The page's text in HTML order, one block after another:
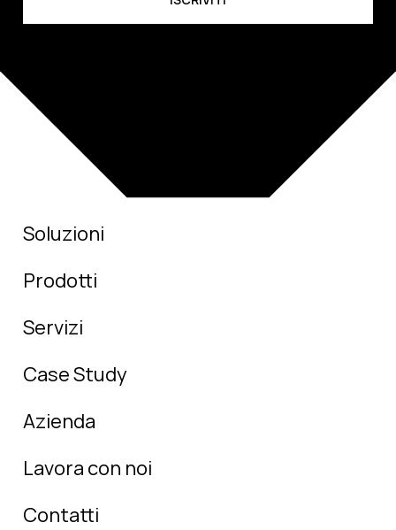
Soluzioni
Prodotti
Servizi
Case Study
Azienda
Lavora con noi
Contatti